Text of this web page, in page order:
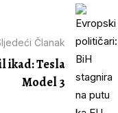
Članak
ikad: Tesla
Model 3